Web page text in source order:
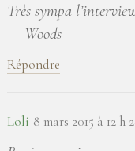
Très sympa
— Woods
Répondre
Loli 8 mars 2015 à 12 h